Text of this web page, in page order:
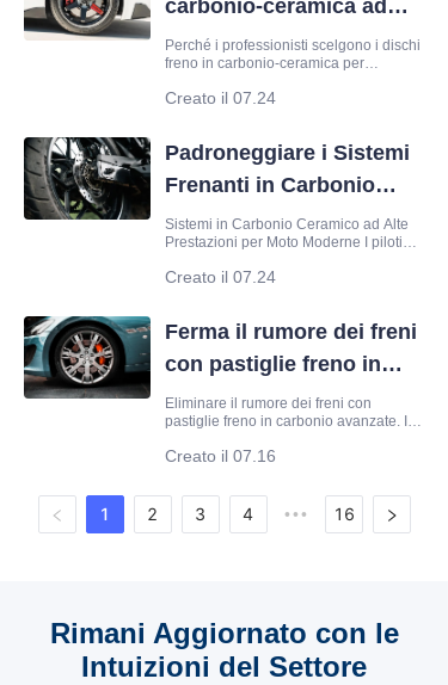
produzione. Uomo
carbonio-ceramica ad
alte prestazioni
Perché i professionisti scelgono i dischi
freno in carbonio-ceramica per
professionistici richiedono affidabilità a
fading dei freni durante sessioni di
gioco i dischi freno in carbonio-
Creato il 07.24
Padroneggiare i Sistemi
Frenanti in Carbonio
Ceramico per Moto
Sistemi in Carbonio Ceramico ad Alte
Prestazioni per Moto Moderne I piloti
definisce il limite delle capacità di una
dinamiche termiche dell'intera
Creato il 07.24
Ferma il rumore dei freni
con pastiglie freno in
carbonio ad alte
prestazioni
Eliminare il rumore dei freni con
pastiglie freno in carbonio avanzate. Il
testa per gli operatori di veicoli ad alte
uno stridio acuto, l'attrito udibile indica
una dissipazione inefficiente
dell'energia e
Creato il 07.16
1 2 3 4 ••• 16
Rimani Aggiornato con le
Intuizioni del Settore